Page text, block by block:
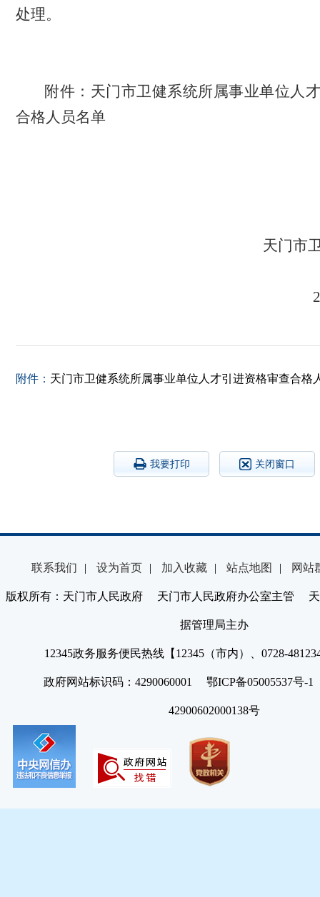
处理。
附件： 天门市卫健系统所属事业单位人
合格人员名单
天门市
附件： 天门市卫健系统所属事业单位人才引进资格审查合格
我要打印 关闭窗口
联系我们 | 设为首页 | 加入收藏 | 站点地图 | 网站
版权所有：天门市人民政府 天门市人民政府办公室主管 天
据管理局主办
12345政务服务便民热线【12345（市内）、0728-
政府网站标识码：4290060001 鄂ICP备05005537号
42900602000138号